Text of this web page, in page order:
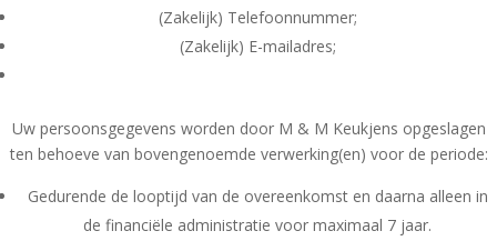
(Zakelijk) Telefoonnummer;
(Zakelijk) E-mailadres;
Uw persoonsgegevens worden door M & M Keukjens opgeslagen
ten behoeve van bovengenoemde verwerking(en) voor de periode:
Gedurende de looptijd van de overeenkomst en daarna alleen in
de financiële administratie voor maximaal 7 jaar.